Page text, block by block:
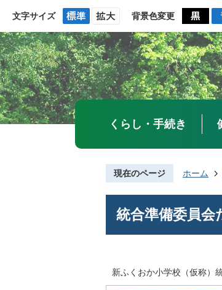
文字サイズ 背景色変更
くらし・手続き
現在のページ ホーム
統合準備委員会
新ふくおか小学校（仮称）